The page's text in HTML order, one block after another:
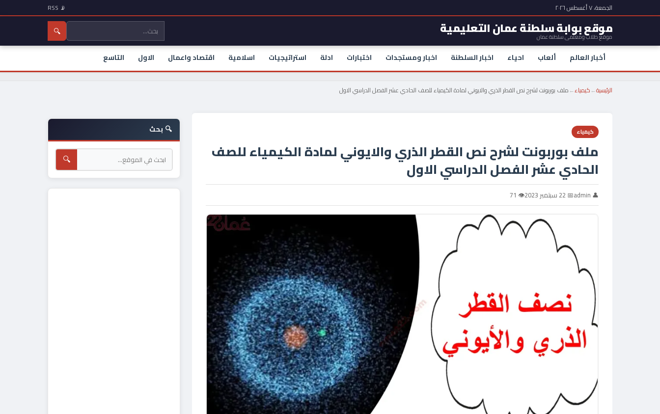
الجمعة، ٧ أغسطس ٢٠٢٦ 📡 RSS
موقع بوابة سلطنة عمان التعليمية
موقع طلاب ومعلمي سلطنة عمان
🔍
أخبار العالم ألعاب احياء اخبار السلطنة اخبار ومستجدات اختبارات ادلة استراتيجيات اسلامية اقتصاد واعمال الاول التاسع
الرئيسية←كيمياء←ملف بوربونت لشرح نص القطر الذري والايوني لمادة الكيمياء للصف الحادي عشر الفصل الدراسي الاول
كيمياء
ملف بوربونت لشرح نص القطر الذري والايوني لمادة الكيمياء للصف
الحادي عشر الفصل الدراسي الاول
👤 admin 📅 22 سبتمبر 2023 👁 71
🔍 بحث
🔍